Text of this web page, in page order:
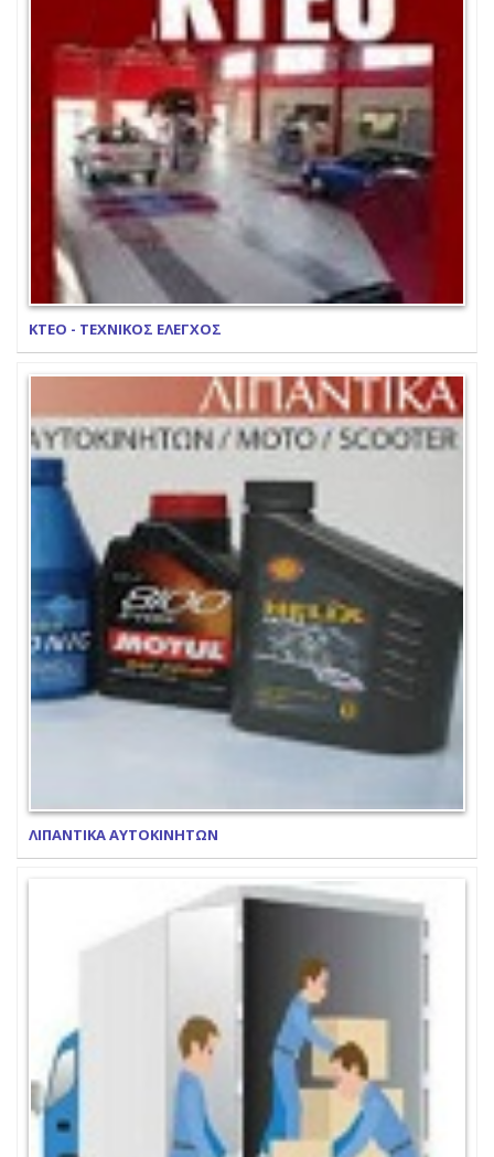
ΚΤΕΟ - ΤΕΧΝΙΚΟΣ ΕΛΕΓΧΟΣ
ΛΙΠΑΝΤΙΚΑ ΑΥΤΟΚΙΝΗΤΩΝ